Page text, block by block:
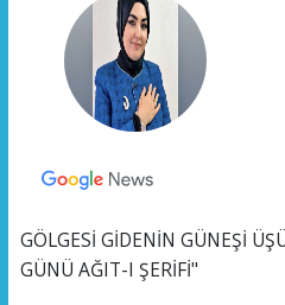
GÖLGESİ GİDENİN GÜNEŞİ
GÜNÜ AĞIT-I ŞERİFİ"